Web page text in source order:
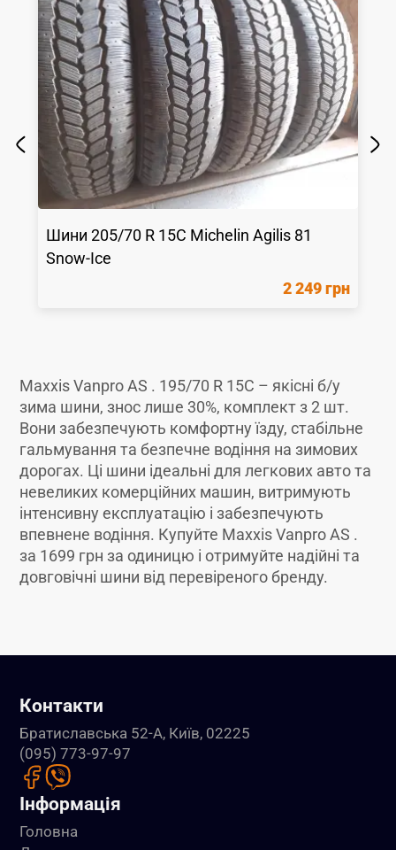
Шини205/70 R 15C Michelin Agilis 81
Snow-Ice
2 249 грн
Maxxis Vanpro AS . 195/70 R 15C – якісні б/у
зима шини, знос лише 30%, комплект з 2 шт.
Вони забезпечують комфортну їзду, стабільне
гальмування та безпечне водіння на зимових
дорогах. Ці шини ідеальні для легкових авто та
невеликих комерційних машин, витримують
інтенсивну експлуатацію і забезпечують
впевнене водіння. Купуйте Maxxis Vanpro AS .
за 1699 грн за одиницю і отримуйте надійні та
довговічні шини від перевіреного бренду.
Контакти
Братиславська 52-А, Київ, 02225
(095) 773-97-97
Інформація
Головна